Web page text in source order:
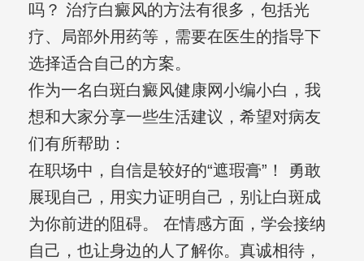
吗？ 治疗白癜风的方法有很多，包括光
疗、局部外用药等，需要在医生的指导下
选择适合自己的方案。
作为一名白斑白癜风健康网小编小白，我
想和大家分享一些生活建议，希望对病友
们有所帮助：
在职场中，自信是较好的“遮瑕膏”！ 勇敢
展现自己，用实力证明自己，别让白斑成
为你前进的阻碍。 在情感方面，学会接纳
自己，也让身边的人了解你。真诚相待，